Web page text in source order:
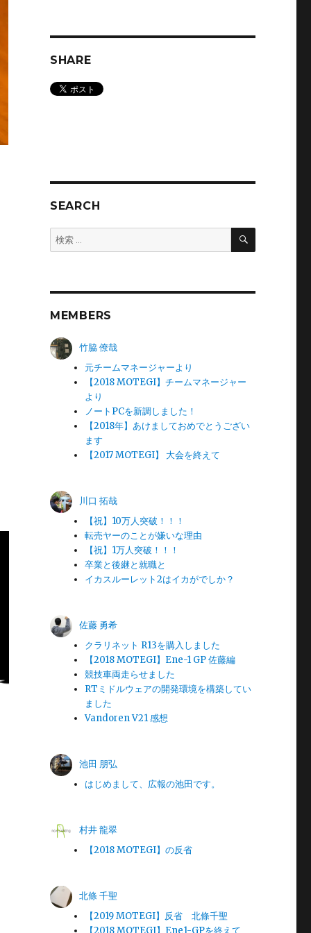
SHARE
SEARCH
検
索:
検
MEMBERS
竹脇 僚哉
元チームマネージャーより
【2018 MOTEGI】チームマネージャー
より
ノートPCを新調しました！
【2018年】あけましておめでとうござい
ます
【2017 MOTEGI】 大会を終えて
川口 拓哉
【祝】10万人突破！！！
転売ヤーのことが嫌いな理由
【祝】1万人突破！！！
卒業と後継と就職と
イカスルーレット2はイカがでしか？
佐藤 勇希
クラリネット R13を購入しました
【2018 MOTEGI】Ene-1 GP 佐藤編
競技車両走らせました
RTミドルウェアの開発環境を構築してい
ました
Vandoren V21 感想
池田 朋弘
はじめまして、広報の池田です。
村井 龍翠
【2018 MOTEGI】の反省
北條 千聖
【2019 MOTEGI】反省 北條千聖
【2018 MOTEGI】Ene1-GPを終えて